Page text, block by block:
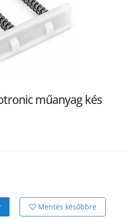
műanyag kés
Mentés későbbre